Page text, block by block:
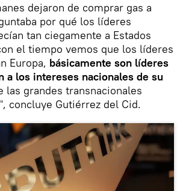
dejaron de comprar gas a
por qué los líderes
tan ciegamente a Estados
el tiempo vemos que los líderes
Europa, básicamente son líderes
a los intereses nacionales de su
las grandes transnacionales
concluye Gutiérrez del Cid.